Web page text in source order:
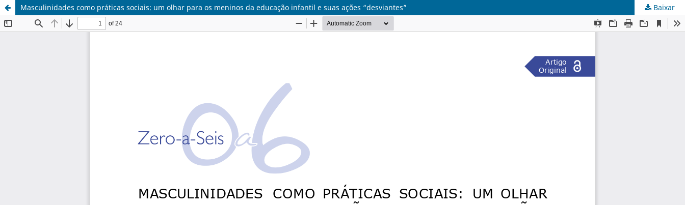
Masculinidades como práticas sociais: um olhar para os meninos da educação infantil e suas ações “desviantes” Baixar